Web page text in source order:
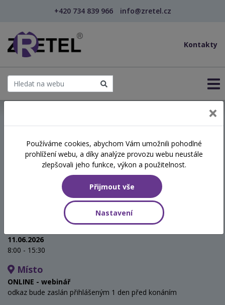
+420 734 839 966 info@zretel.cz
Kontakty
šablony
Relaxační a dechové
techniky proti stresu
(webinář)
11.06.2026
8:00 - 15:30
Místo
ONLINE - webinář
odkaz bude zaslán přihlášeným 1 den před konáním
Používáme cookies, abychom Vám umožnili pohodlné
prohlížení webu, a díky analýze provozu webu neustále
zlepšovali jeho funkce, výkon a použitelnost.
Přijmout vše
Nastavení